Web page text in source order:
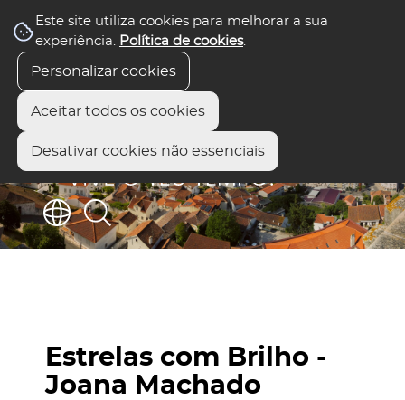
Este site utiliza cookies para melhorar a sua
experiência. Política de cookies.
Personalizar cookies
Aceitar todos os cookies
Desativar cookies não essenciais
Estrelas com Brilho -
Joana Machado